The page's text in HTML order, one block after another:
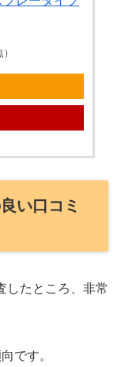
い口コミ
したところ、非常
です。